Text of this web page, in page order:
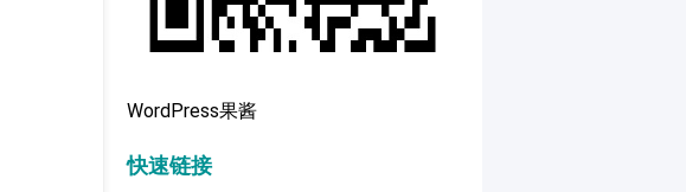
WordPress果酱
快速链接